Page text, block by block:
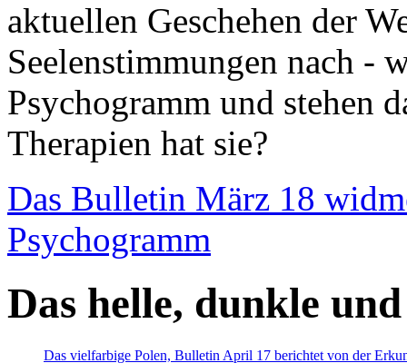
aktuellen Geschehen der
Seelenstimmungen nach -
Psychogramm und stehen
Therapien hat sie?
Das Bulletin März 18
Psychogramm
Das helle, dunkle
Das vielfarbige Polen, Bulletin April 17 berichtet von der